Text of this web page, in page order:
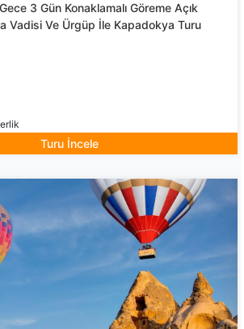
3 Gün Konaklamalı Göreme Açık
Vadisi Ve Ürgüp İle Kapadokya Turu
Turu İncele